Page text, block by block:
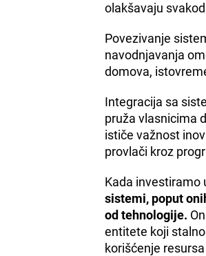
olakšavaju
Povezivanje
navodnjavanja
domova,
Integracija sa
pruža vlasnicima
ističe važnost
provlači kroz
Kada investiramo
sistemi, poput
od tehnologije.
entitete koji
korišćenje